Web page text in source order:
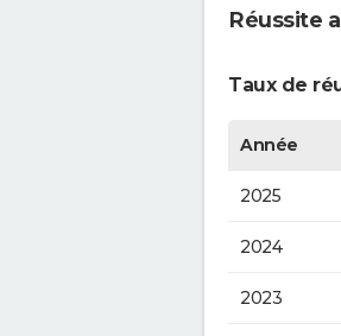
Réussite
Taux de
Année
2025
2024
2023